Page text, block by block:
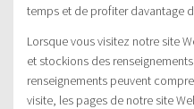
temps et de profiter davantage
Lorsque vous visitez notre site
et stockions des
renseignements peuvent
visite, les pages de notre site